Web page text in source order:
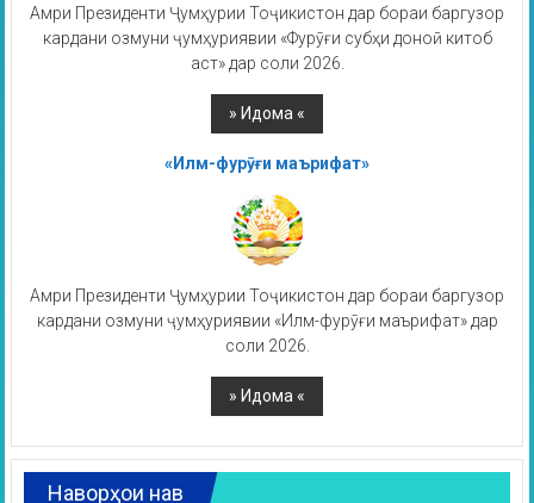
Амри Президенти Ҷумҳурии Тоҷикистон дар бораи баргузор
кардани озмуни ҷумҳуриявии «Фурӯғи субҳи доноӣ китоб
аст» дар соли 2026.
«Илм-фурӯғи маърифат»
Амри Президенти Ҷумҳурии Тоҷикистон дар бораи баргузор
кардани озмуни ҷумҳуриявии «Илм-фурӯғи маърифат» дар
соли 2026.
Наворҳои нав